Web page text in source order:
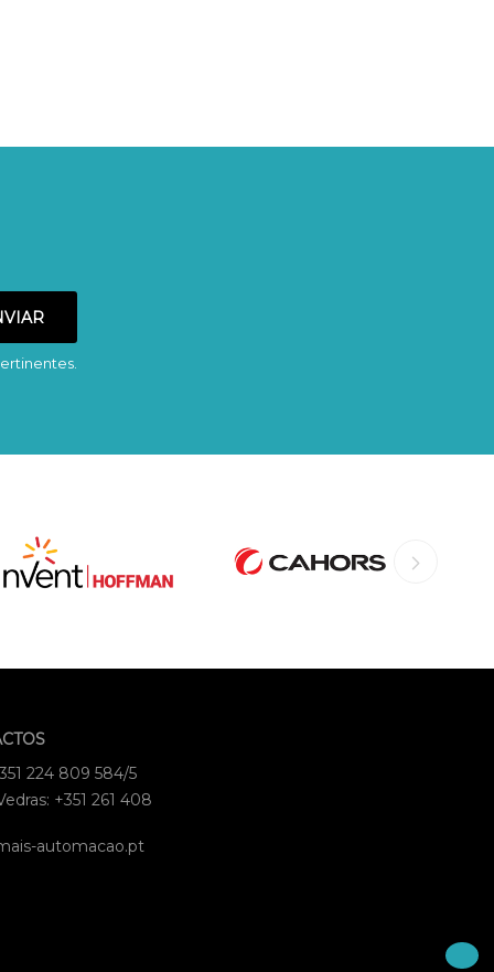
224 809 584/5
+351 261 408
automacao.pt